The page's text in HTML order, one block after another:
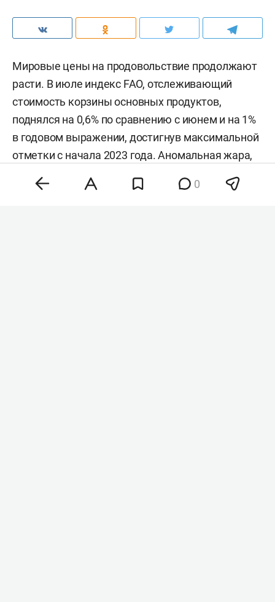
Мировые цены на продовольствие продолжают
расти. В июле индекс FAO, отслеживающий
стоимость корзины основных продуктов,
поднялся на 0,6% по сравнению с июнем и на 1%
в годовом выражении, достигнув максимальной
отметки с начала 2023 года. Аномальная жара,
нестабильность на энергетических рынках и
геополитическая напряженность разогнали
0